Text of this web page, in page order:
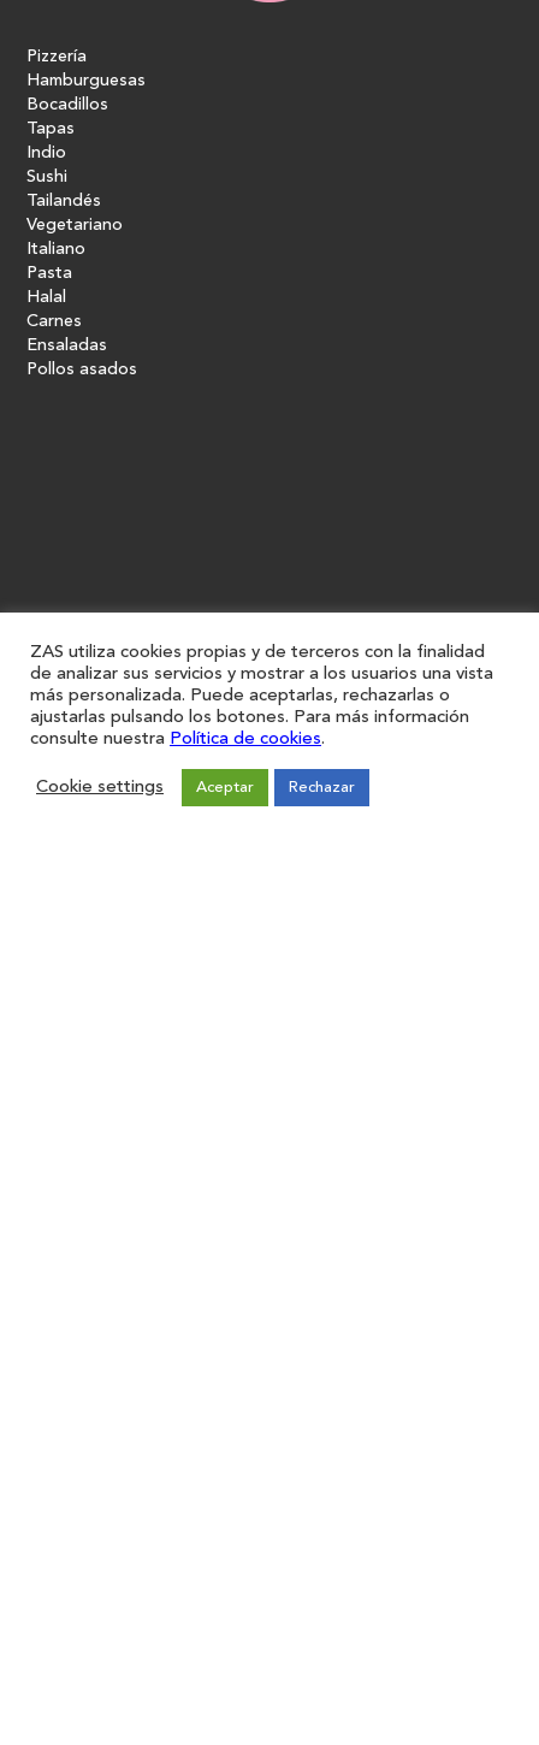
Pizzería
Hamburguesas
Bocadillos
Tapas
Indio
Sushi
Tailandés
Vegetariano
Italiano
Pasta
Halal
Carnes
Ensaladas
Pollos asados
ZAS utiliza cookies propias y de terceros con la finalidad
de analizar sus servicios y mostrar a los usuarios una vista
más personalizada. Puede aceptarlas, rechazarlas o
ajustarlas pulsando los botones. Para más información
consulte nuestra Política de cookies.
Cookie settings Aceptar Rechazar